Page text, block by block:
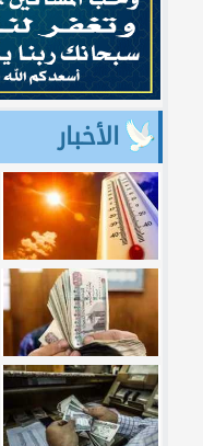
الأخبار